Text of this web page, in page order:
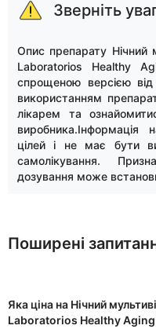
Зверніть
Опис препарату Нічний
Laboratorios Healthy
спрощеною версією
використанням
лікарем та
виробника.Інформація
цілей і не має бути
самолікування.
дозування може
Поширені
Яка ціна на Нічний
Laboratorios Healthy